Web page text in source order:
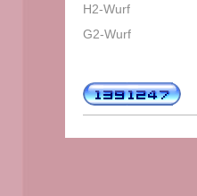
H2-Wurf
G2-Wurf